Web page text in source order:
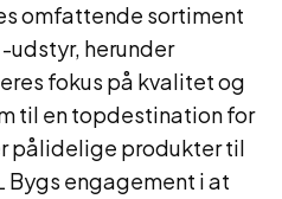
omfattende sortiment
herunder
fokus på kvalitet og
til en topdestination for
pålidelige produkter til
engagement i at